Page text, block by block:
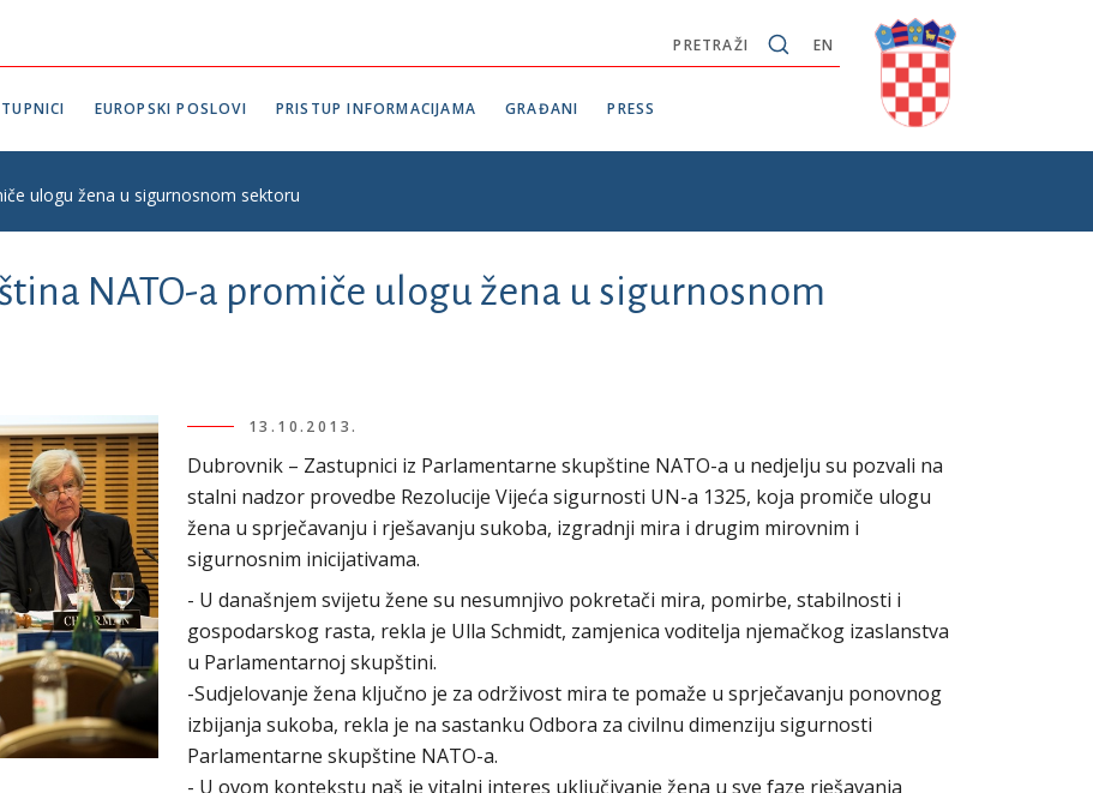
EN
PRETRAŽI
EUROPSKI POSLOVI PRISTUP INFORMACIJAMA GRAĐANI PRESS
ulogu žena u sigurnosnom sektoru
NATO-a promiče ulogu žena u sigurnosnom
13.10.2013.
Dubrovnik – Zastupnici iz Parlamentarne skupštine NATO-a u nedjelju su pozvali na
stalni nadzor provedbe Rezolucije Vijeća sigurnosti UN-a 1325, koja promiče ulogu
žena u sprječavanju i rješavanju sukoba, izgradnji mira i drugim mirovnim i
sigurnosnim inicijativama.
- U današnjem svijetu žene su nesumnjivo pokretači mira, pomirbe, stabilnosti i
gospodarskog rasta, rekla je Ulla Schmidt, zamjenica voditelja njemačkog izaslanstva
u Parlamentarnoj skupštini.
-Sudjelovanje žena ključno je za održivost mira te pomaže u sprječavanju ponovnog
izbijanja sukoba, rekla je na sastanku Odbora za civilnu dimenziju sigurnosti
Parlamentarne skupštine NATO-a.
- U ovom kontekstu naš je vitalni interes uključivanje žena u sve faze rješavanja